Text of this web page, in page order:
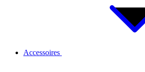
Accessoires